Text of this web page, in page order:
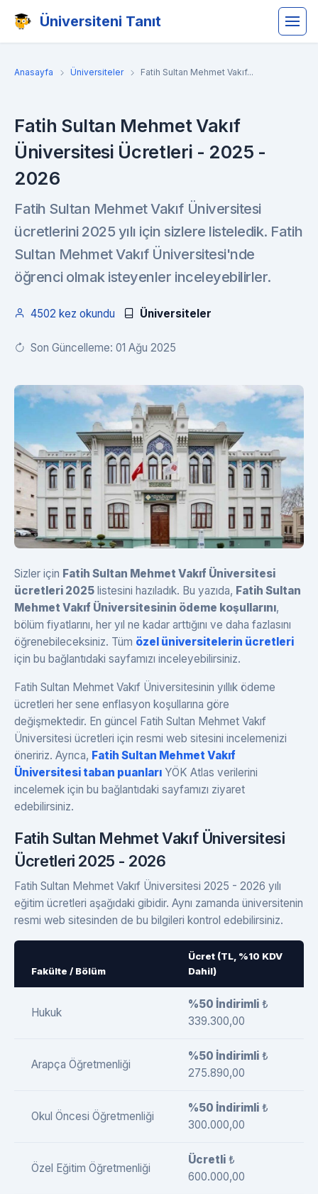
Üniversiteni Tanıt
Anasayfa Üniversiteler Fatih Sultan Mehmet Vakıf...
Fatih Sultan Mehmet Vakıf
Üniversitesi Ücretleri - 2025 -
2026
Fatih Sultan Mehmet Vakıf Üniversitesi
ücretlerini 2025 yılı için sizlere listeledik. Fatih
Sultan Mehmet Vakıf Üniversitesi'nde
öğrenci olmak isteyenler inceleyebilirler.
4502 kez okundu Üniversiteler
Son Güncelleme: 01 Ağu 2025
Sizler için Fatih Sultan Mehmet Vakıf Üniversitesi
ücretleri 2025 listesini hazıladık. Bu yazıda, Fatih Sultan
Mehmet Vakıf Üniversitesinin ödeme koşullarını,
bölüm fiyatlarını, her yıl ne kadar arttığını ve daha fazlasını
öğrenebileceksiniz. Tüm özel üniversitelerin ücretleri
için bu bağlantıdaki sayfamızı inceleyebilirsiniz.
Fatih Sultan Mehmet Vakıf Üniversitesinin yıllık ödeme
ücretleri her sene enflasyon koşullarına göre
değişmektedir. En güncel Fatih Sultan Mehmet Vakıf
Üniversitesi ücretleri için resmi web sitesini incelemenizi
öneririz. Ayrıca, Fatih Sultan Mehmet Vakıf
Üniversitesi taban puanları YÖK Atlas verilerini
incelemek için bu bağlantıdaki sayfamızı ziyaret
edebilirsiniz.
Fatih Sultan Mehmet Vakıf Üniversitesi
Ücretleri 2025 - 2026
Fatih Sultan Mehmet Vakıf Üniversitesi 2025 - 2026 yılı
eğitim ücretleri aşağıdaki gibidir. Aynı zamanda üniversitenin
resmi web sitesinden de bu bilgileri kontrol edebilirsiniz.
Fakülte / Bölüm
Ücret (TL, %10 KDV
Dahil)
Hukuk
%50 İndirimli ₺
339.300,00
Arapça Öğretmenliği
%50 İndirimli ₺
275.890,00
Okul Öncesi Öğretmenliği
%50 İndirimli ₺
300.000,00
Özel Eğitim Öğretmenliği
Ücretli ₺
600.000,00